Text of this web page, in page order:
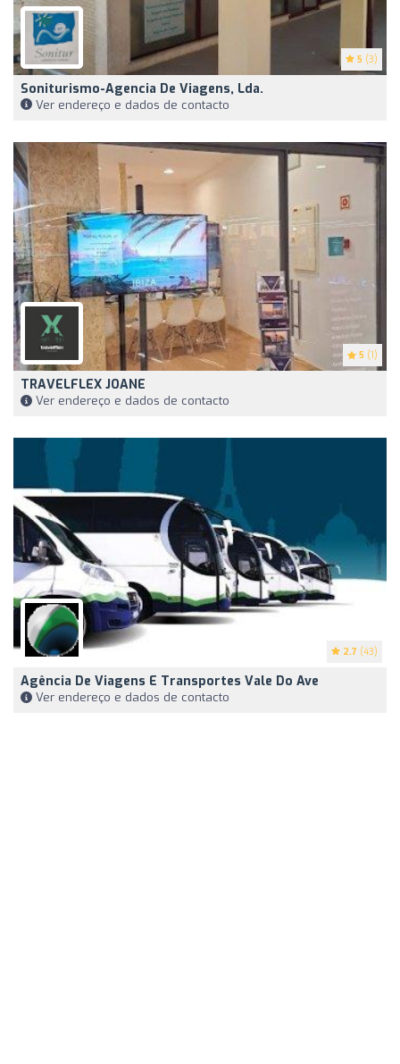
5 (3)
Soniturismo-Agencia De Viagens, Lda.
Ver endereço e dados de contacto
5 (1)
TRAVELFLEX JOANE
Ver endereço e dados de contacto
2.7 (43)
Agência De Viagens E Transportes Vale Do Ave
Ver endereço e dados de contacto